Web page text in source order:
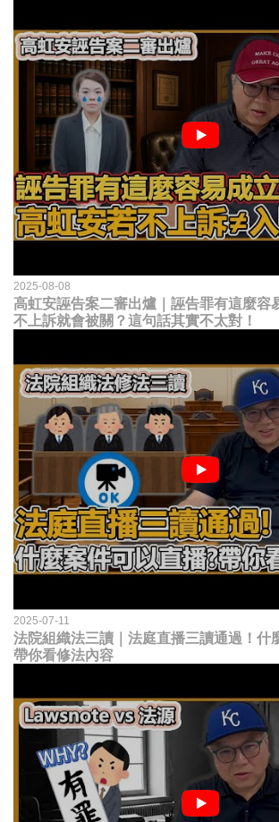
2025-08-08
高虹安誣告案二審出爐｜誣告罪有這麼容
不上訴就會被關？這句話其實不太對！
2025-07-11
法院組織法三讀｜法庭直播三讀通過！什
帶你看修法內容